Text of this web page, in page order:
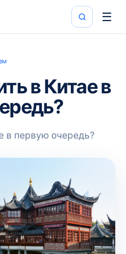
☰
в Китае в
в первую очередь?